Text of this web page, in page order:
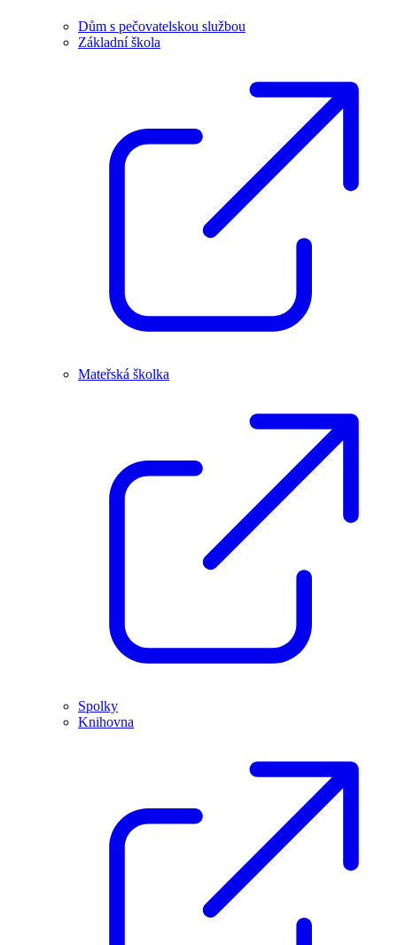
Dům s pečovatelskou službou
Základní škola
Mateřská školka
Spolky
Knihovna